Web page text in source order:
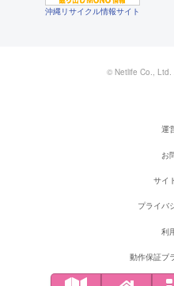
沖縄リサイクル情報サイト
© Netlife Co., Ltd.
運
お
サイ
プライバ
利
動作保証ブ